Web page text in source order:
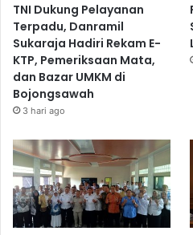
TNI Dukung Pelayanan
Terpadu, Danramil
Sukaraja Hadiri Rekam E-
KTP, Pemeriksaan Mata,
dan Bazar UMKM di
Bojongsawah
3 hari ago